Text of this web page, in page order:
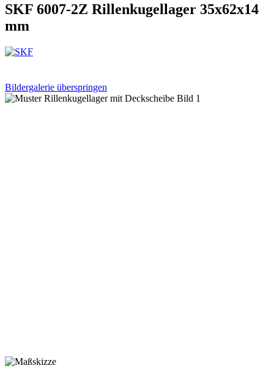
SKF 6007-2Z Rillenkugellager 35x62x14
mm
Bildergalerie überspringen